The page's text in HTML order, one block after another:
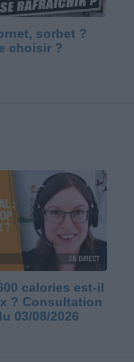
sorbet ?
choisir ?
calories est-il
? Consultation
03/08/2026